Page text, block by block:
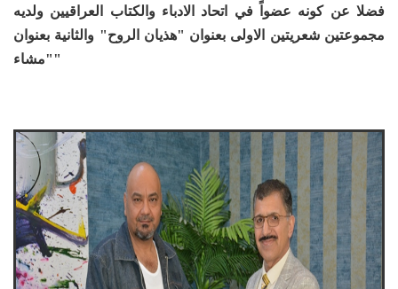
فضلا عن كونه عضواً في اتحاد الادباء والكتاب العراقيين ولديه
مجموعتين شعريتين الاولى بعنوان "هذيان الروح" والثانية بعنوان
"مشاء"